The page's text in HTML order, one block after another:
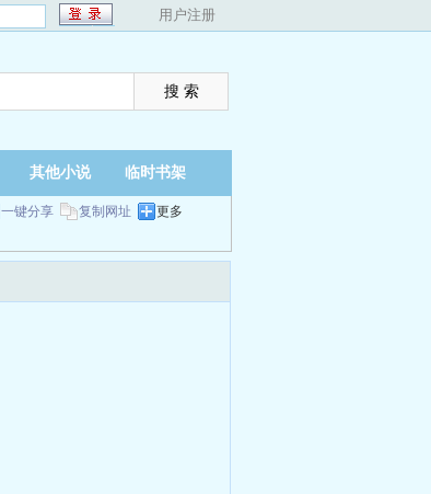
用户注册
其他小说 临时书架
一键分享 复制网址 更多